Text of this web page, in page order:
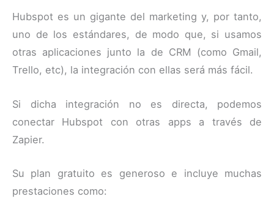
Hubspot es un gigante del marketing y, por tanto,
uno de los estándares, de modo que, si usamos
otras aplicaciones junto la de CRM (como Gmail,
Trello, etc), la integración con ellas será más fácil.
Si dicha integración no es directa, podemos
conectar Hubspot con otras apps a través de
Zapier.
Su plan gratuito es generoso e incluye muchas
prestaciones como: